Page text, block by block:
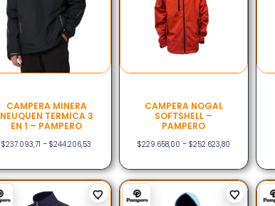
CAMPERA MINERA
NEUQUEN TERMICA 3
EN 1 – PAMPERO
$237.093,71 – $244.206,53
CAMPERA NOGAL
SOFTSHELL –
PAMPERO
$229.658,00 – $252.623,80